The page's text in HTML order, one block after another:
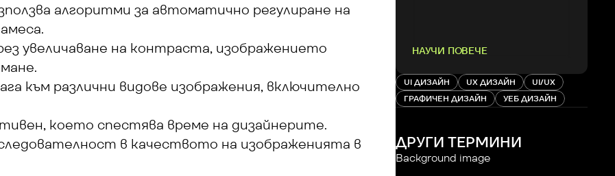
алгоритми за автоматично регулиране на
увеличаване на контраста, изображението
към различни видове изображения, включително
което спестява време на дизайнерите.
в качеството на изображенията в
НАУЧИ ПОВЕЧЕ
UI ДИЗАЙН UX ДИЗАЙН
UI/UX
ГРАФИЧЕН ДИЗАЙН
УЕБ ДИЗАЙН
ДРУГИ ТЕРМИНИ
Background image